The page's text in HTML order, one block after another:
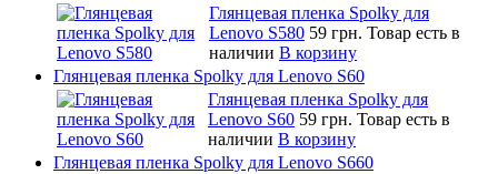
Глянцевая пленка Spolky для
Lenovo S580 59 грн. Товар есть в
наличии В корзину
Глянцевая пленка Spolky для Lenovo S60
Глянцевая пленка Spolky для
Lenovo S60 59 грн. Товар есть в
наличии В корзину
Глянцевая пленка Spolky для Lenovo S660